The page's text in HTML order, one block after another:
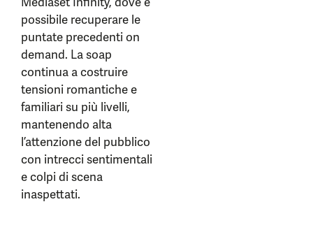
possibile recuperare le
puntate precedenti on
demand. La soap
continua a costruire
tensioni romantiche e
familiari su più livelli,
mantenendo alta
l’attenzione del pubblico
con intrecci sentimentali
e colpi di scena
inaspettati.